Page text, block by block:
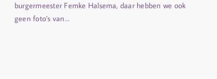
burgermeester Femke Halsema, daar hebben we ook
geen foto’s van…